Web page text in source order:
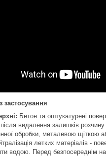
застосування
Бетон та оштукатурені
видалення залишків
обробки, металевою
летких матеріалів -
водою. Перед безпосереднім